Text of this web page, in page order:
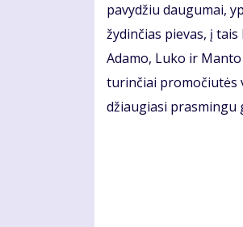
pavydžiu daugumai,
žydinčias pievas, į
Adamo, Luko ir
turinčiai promočiutės
džiaugiasi prasmingu